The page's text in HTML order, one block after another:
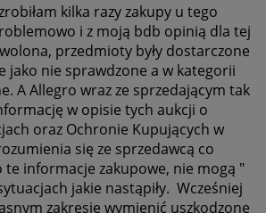
kilka razy zakupy u tego
i z moją bdb opinią dla tej
przedmioty były dostarczone
jako nie sprawdzone a w kategorii
A Allegro wraz ze sprzedającym tak
w opisie tych aukcji o
oraz Ochronie Kupujących w
się ze sprzedawcą co
te informacje zakupowe, nie mogą "
jakie nastąpiły. Wcześniej
zakresie wymienić uszkodzone